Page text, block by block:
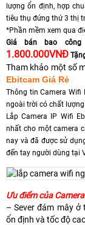
lượng ổn định, hợp
tiêu thụ đứng thứ 3 thị
*Phần mềm xem qua
Giá bán bao
1.800.000VNĐ
Tham khảo một số
Ebitcam Giá Rẻ
Thông tin Camera Wifi
ngoài trời có chất
Lắp Camera IP Wifi
nhất cho một camera
nay và đã được sử
đến tay người dùng tại
Ưu điểm của
– Sever đám mây
ổn định và tốc độ